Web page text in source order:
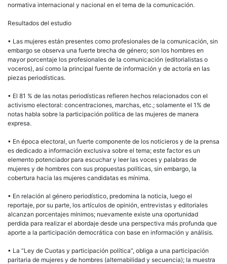
normativa internacional y nacional en el tema de la comunicación.
Resultados del estudio
• Las mujeres están presentes como profesionales de la comunicación, sin
embargo se observa una fuerte brecha de género; son los hombres en
mayor porcentaje los profesionales de la comunicación (editorialistas o
voceros), así como la principal fuente de información y de actoría en las
piezas periodísticas.
• El 81 % de las notas periodísticas refieren hechos relacionados con el
activismo electoral: concentraciones, marchas, etc.; solamente el 1% de
notas habla sobre la participación política de las mujeres de manera
expresa.
• En época electoral, un fuerte componente de los noticieros y de la prensa
es dedicado a información exclusiva sobre el tema; este factor es un
elemento potenciador para escuchar y leer las voces y palabras de
mujeres y de hombres con sus propuestas políticas, sin embargo, la
cobertura hacia las mujeres candidatas es mínima.
• En relación al género periodístico, predomina la noticia, luego el
reportaje, por su parte, los artículos de opinión, entrevistas y editoriales
alcanzan porcentajes mínimos; nuevamente existe una oportunidad
perdida para realizar el abordaje desde una perspectiva más profunda que
aporte a la participación democrática con base en información y análisis.
• La “Ley de Cuotas y participación política”, obliga a una participación
paritaria de mujeres y de hombres (alternabilidad y secuencia); la muestra